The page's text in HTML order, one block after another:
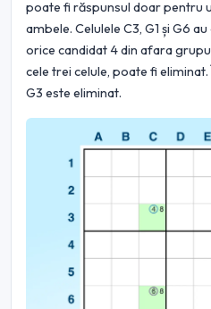
poate fi răspunsul doar pentru
ambele. Celulele C3, G1 și G6
orice candidat 4 din afara
cele trei celule, poate fi
G3 este eliminat.